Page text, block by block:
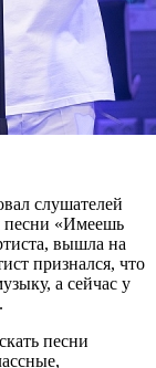
слушателей
«Имеешь
вышла на
признался, что
а сейчас у
песни